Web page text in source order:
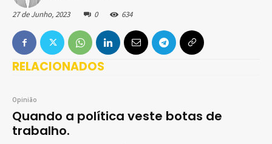
27 de Junho, 2023 0 634
RELACIONADOS
Opinião
Quando a política veste botas de
trabalho.